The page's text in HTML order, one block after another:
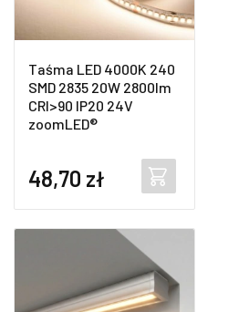
Taśma LED 4000K 240
SMD 2835 20W 2800lm
CRI>90 IP20 24V
zoomLED®
48,70 zł